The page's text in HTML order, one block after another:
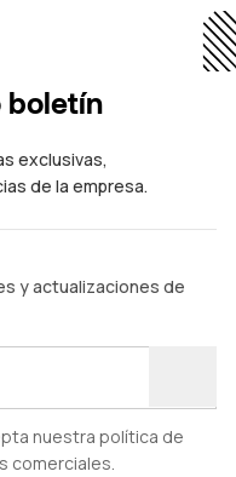
boletín
exclusivas,
de la empresa.
y actualizaciones de
nuestra política de
comerciales.